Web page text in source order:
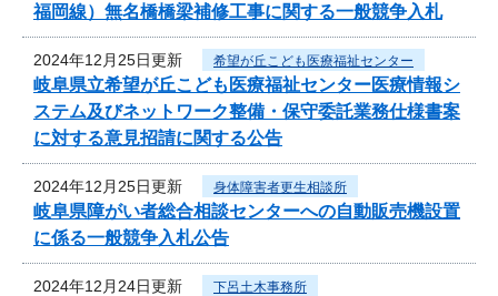
福岡線）無名橋橋梁補修工事に関する一般競争入札
2024年12月25日更新 希望が丘こども医療福祉センター
岐阜県立希望が丘こども医療福祉センター医療情報シ
ステム及びネットワーク整備・保守委託業務仕様書案
に対する意見招請に関する公告
2024年12月25日更新 身体障害者更生相談所
岐阜県障がい者総合相談センターへの自動販売機設置
に係る一般競争入札公告
2024年12月24日更新 下呂土木事務所